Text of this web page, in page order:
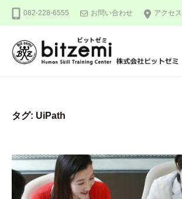
082-228-6555 お問い合わせ アクセス
社
ッ
ト
ゼ
を
る
タグ: UiPath
会
社
ビ
ミ